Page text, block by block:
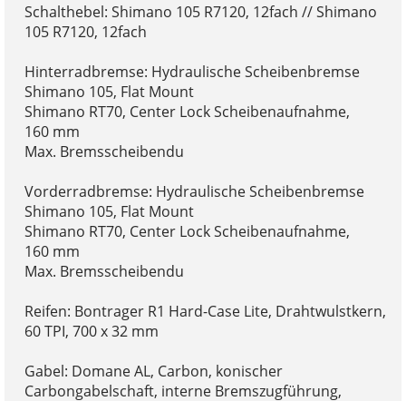
Schalthebel: Shimano 105 R7120, 12fach // Shimano
105 R7120, 12fach
Hinterradbremse: Hydraulische Scheibenbremse
Shimano 105, Flat Mount
Shimano RT70, Center Lock Scheibenaufnahme,
160 mm
Max. Bremsscheibendu
Vorderradbremse: Hydraulische Scheibenbremse
Shimano 105, Flat Mount
Shimano RT70, Center Lock Scheibenaufnahme,
160 mm
Max. Bremsscheibendu
Reifen: Bontrager R1 Hard-Case Lite, Drahtwulstkern,
60 TPI, 700 x 32 mm
Gabel: Domane AL, Carbon, konischer
Carbongabelschaft, interne Bremszugführung,